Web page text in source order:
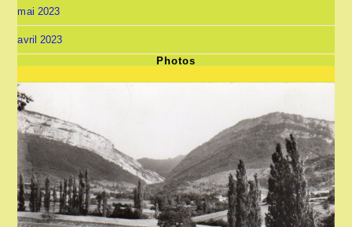
mai 2023
avril 2023
Photos